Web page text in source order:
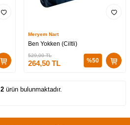
Meryem Nart
Ben Yokken (Ciltli)
529,00TL
264,50 TL %50
2ürün bulunmaktadır.